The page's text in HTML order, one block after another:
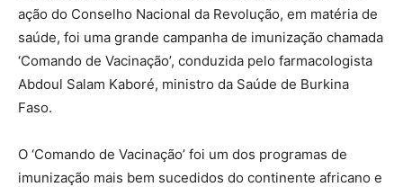
ação do Conselho Nacional da Revolução, em matéria de
saúde, foi uma grande campanha de imunização chamada
‘Comando de Vacinação’, conduzida pelo farmacologista
Abdoul Salam Kaboré, ministro da Saúde de Burkina
Faso.
O ‘Comando de Vacinação’ foi um dos programas de
imunização mais bem sucedidos do continente africano e